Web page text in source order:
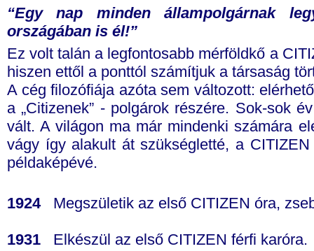
“Egy nap minden állampolgárnak
országában is él!”
Ez volt talán a legfontosabb mérföldkő a
hiszen ettől a ponttól számítjuk a társaság
A cég filozófiája azóta sem változott:
a „Citizenek” - polgárok részére. Sok-sok
vált. A világon ma már mindenki számára
vágy így alakult át szükségletté, a
példaképévé.
1924 Megszületik az első CITIZEN óra,
1931 Elkészül az első CITIZEN férfi karóra.